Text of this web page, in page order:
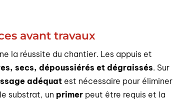
avant travaux
la réussite du chantier. Les appuis et
secs, dépoussiérés et dégraissés. Sur
adéquat est nécessaire pour éliminer
substrat, un primer peut être requis et la